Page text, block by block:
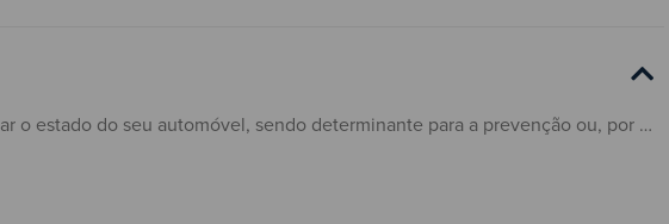
Sabia que a forma como conduz pode influenciar o estado do seu automóvel, sendo determinante para a prevenção ou, por outro lado, para o aparecimento de avarias? Saiba com a Insparedes como se precaver!